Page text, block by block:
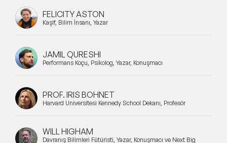
FELICITY ASTON
Kaşif, Bilim İnsanı, Yazar
JAMIL QURESHI
Performans Koçu, Psikolog, Yazar, Konuşmacı
PROF. IRIS BOHNET
Harvard Üniversitesi Kennedy School Dekanı, Profesör
WILL HIGHAM
Davranış Bilimleri Fütüristi, Yazar, Konuşmacı ve Next Big